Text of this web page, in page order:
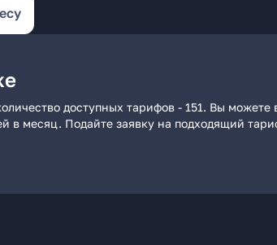
доступных тарифов - 151. Вы можете
в месяц. Подайте заявку на подходящий